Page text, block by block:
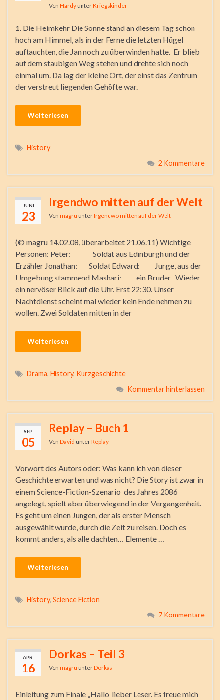
Von HardyunterKriegskinder
1. Die Heimkehr Die Sonne stand an diesem Tag schon
hoch am Himmel, als in der Ferne die letzten Hügel
auftauchten, die Jan noch zu überwinden hatte. Er blieb
auf dem staubigen Weg stehen und drehte sich noch
einmal um. Da lag der kleine Ort, der einst das Zentrum
der verstreut liegenden Gehöfte war.
Weiterlesen
History
2 Kommentare
JUNI
23
Irgendwo mitten auf der Welt
Von magru unterIrgendwo mitten auf der Welt
(© magru 14.02.08, überarbeitet 21.06.11) Wichtige
Personen: Peter: Soldat aus Edinburgh und der
Erzähler Jonathan: Soldat Edward: Junge, aus der
Umgebung stammend Mashari: ein Bruder Wieder
ein nervöser Blick auf die Uhr. Erst 22:30. Unser
Nachtdienst scheint mal wieder kein Ende nehmen zu
wollen. Zwei Soldaten mitten in der
Weiterlesen
Drama, History, Kurzgeschichte
Kommentar hinterlassen
SEP.
05
Replay – Buch 1
Von David unterReplay
Vorwort des Autors oder: Was kann ich von dieser
Geschichte erwarten und was nicht? Die Story ist zwar in
einem Science-Fiction-Szenario des Jahres 2086
angelegt, spielt aber überwiegend in der Vergangenheit.
Es geht um einen Jungen, der als erster Mensch
ausgewählt wurde, durch die Zeit zu reisen. Doch es
kommt anders, als alle dachten… Elemente …
Weiterlesen
History, Science Fiction
7 Kommentare
APR.
16
Dorkas – Teil 3
Von magru unterDorkas
Einleitung zum Finale „Hallo, lieber Leser. Es freue mich